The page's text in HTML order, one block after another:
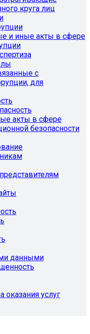
круга лиц
и иные акты в сфере
с
для
акты в сфере
безопасности
данными
оказания услуг